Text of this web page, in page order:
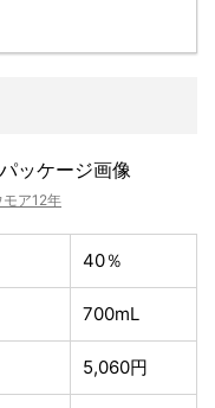
ア12年
40％
700mL
5,060円